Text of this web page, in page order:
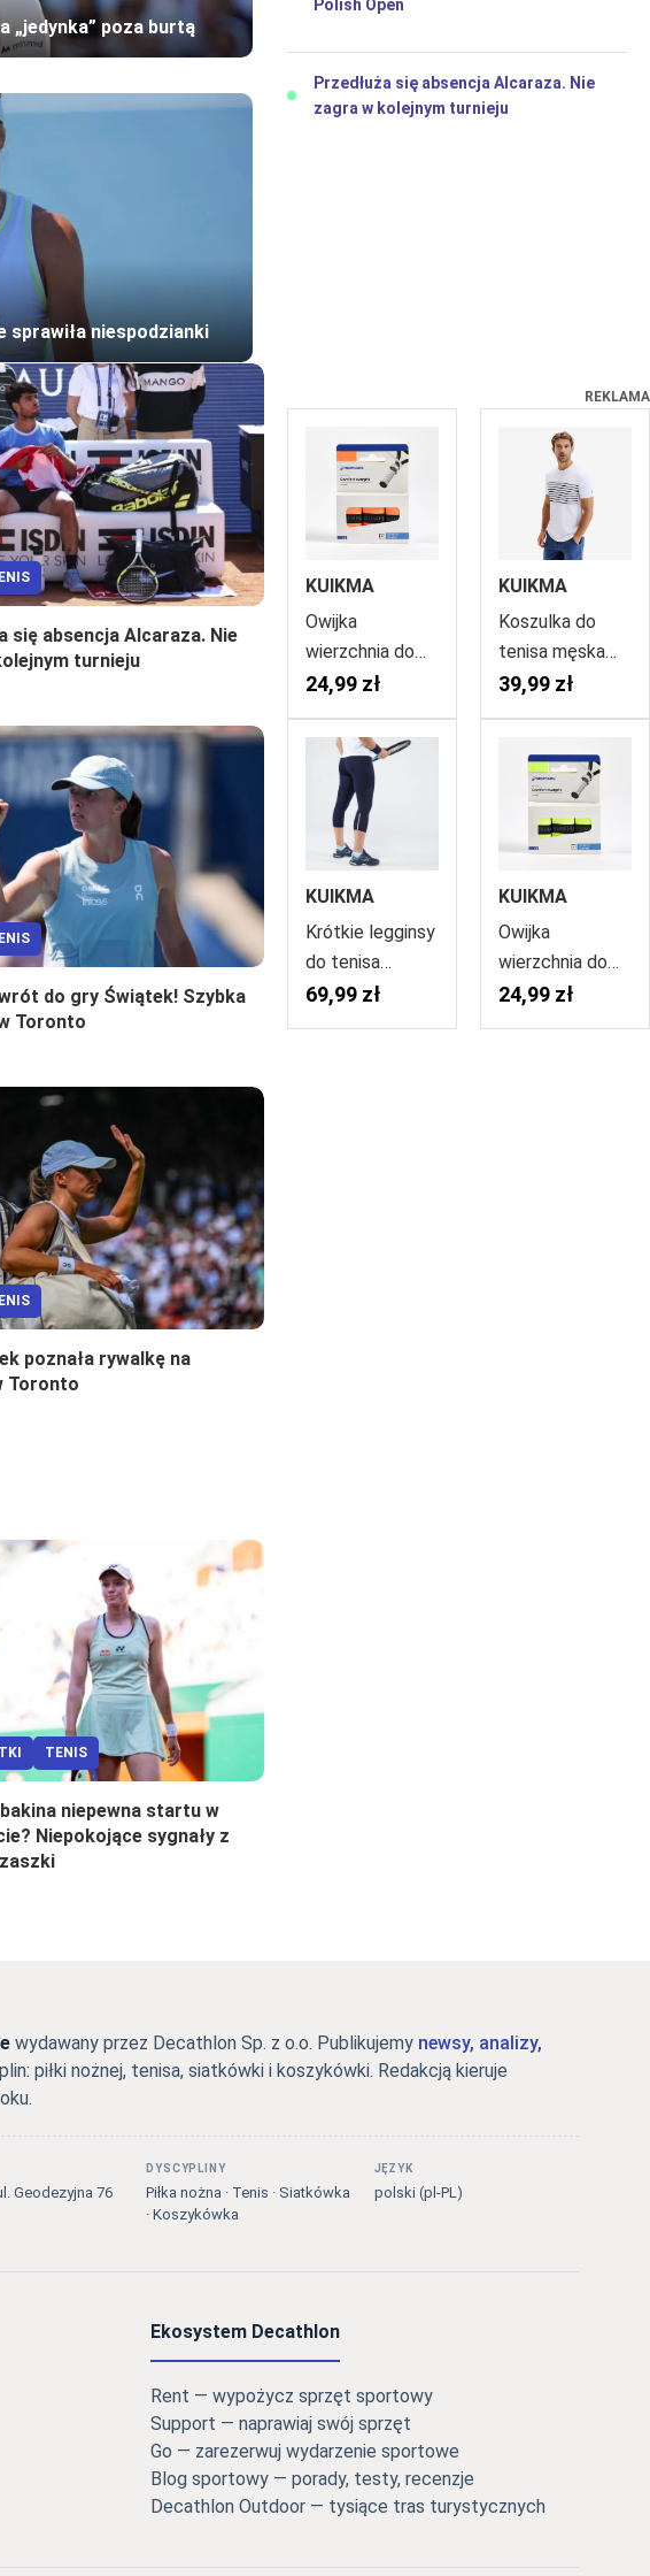
„jedynka” poza burtą
sprawiła niespodzianki
Polish Open
Przedłuża się absencja Alcaraza. Nie
zagra w kolejnym turnieju
się absencja Alcaraza. Nie
turnieju
do gry Świątek! Szybka
Toronto
poznała rywalkę na
Toronto
REKLAMA
KUIKMA
Owijka
wierzchnia do
rakiety
Artengo
Comfort 3
sztuki
24,99 zł
KUIKMA
Koszulka do
tenisa męska
Essential
39,99 zł
KUIKMA
Krótkie legginsy
do tenisa
damskie
69,99 zł
KUIKMA
Owijka
wierzchnia do
rakiety
24,99 zł
TENIS
niepewna startu w
Niepokojące sygnały z
wydawany przez Decathlon Sp. z o.o. Publikujemy newsy, analizy,
piłki nożnej, tenisa, siatkówki i koszykówki. Redakcją kieruje
Geodezyjna 76
DYSCYPLINY
Piłka nożna · Tenis · Siatkówka
· Koszykówka
JĘZYK
polski (pl-PL)
Ekosystem Decathlon
Rent — wypożycz sprzęt sportowy
Support — naprawiaj swój sprzęt
Go — zarezerwuj wydarzenie sportowe
Blog sportowy — porady, testy, recenzje
Decathlon Outdoor — tysiące tras turystycznych